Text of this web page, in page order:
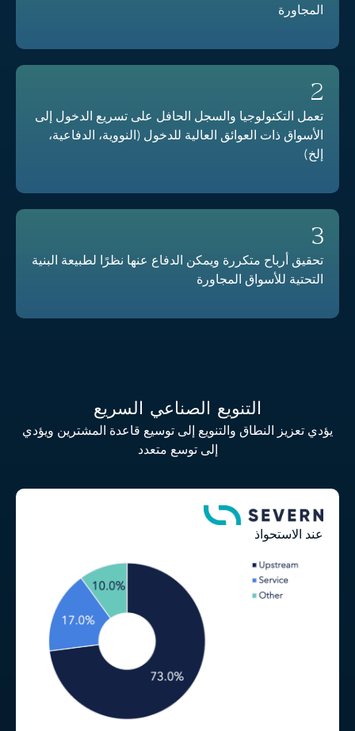
المجاورة
2
تعمل التكنولوجيا والسجل الحافل على تسريع الدخول إلى
الأسواق ذات العوائق العالية للدخول (النووية، الدفاعية،
إلخ)
3
تحقيق أرباح متكررة ويمكن الدفاع عنها نظرًا لطبيعة البنية
التحتية للأسواق المجاورة
التنويع الصناعي السريع
يؤدي تعزيز النطاق والتنويع إلى توسيع قاعدة المشترين ويؤدي
إلى توسع متعدد
عند الاستحواذ